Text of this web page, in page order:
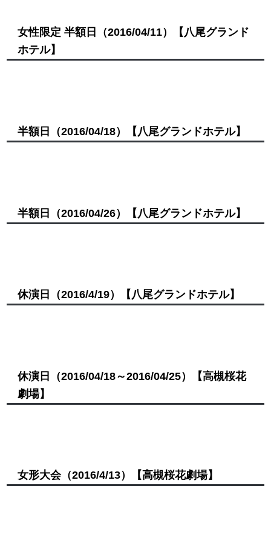
女性限定 半額日 （2016/04/11）
【八尾グランド
ホテル】
半額日 （2016/04/18） 【八尾グランドホテル】
半額日 （2016/04/26） 【八尾グランドホテル】
休演日 （2016/4/19） 【八尾グランドホテル】
休演日 （2016/04/18～2016/04/25）
【高槻桜花
劇場】
女形大会（2016/4/13） 【高槻桜花劇場】